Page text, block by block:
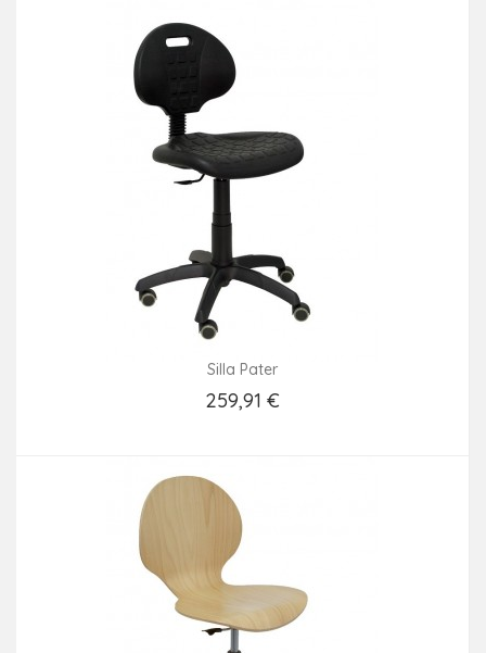
Silla Pater
259,91 €